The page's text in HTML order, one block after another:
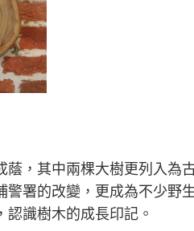
蔭，其中兩棵大樹更列入為
警署的改變，更成為不少野
認識樹木的成長印記 。